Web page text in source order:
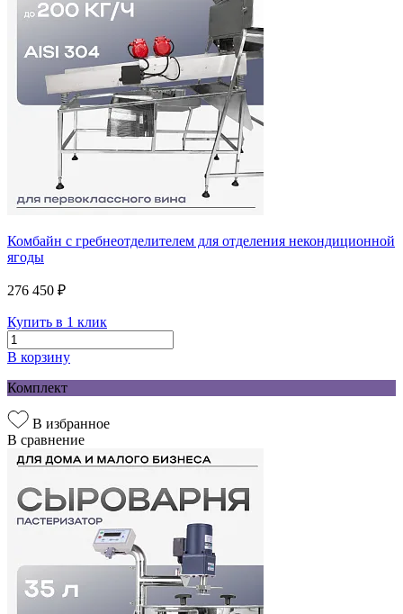
Комбайн с гребнеотделителем для отделения некондиционной
ягоды
276 450 ₽
Купить в 1 клик
В корзину
Комплект
В избранное
В сравнение